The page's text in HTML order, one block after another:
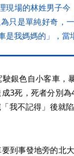
現場的林姓男子
只是單純好奇，
我媽媽的」，當
銀色自小客車，
3死，死者分別
我不記得」後就
到事發地旁的北